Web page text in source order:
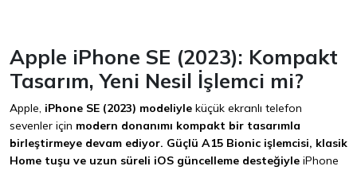
Apple iPhone SE (2023): Kompakt
Tasarım, Yeni Nesil İşlemci mi?
Apple, iPhone SE (2023) modeliyle küçük ekranlı telefon
sevenler için modern donanımı kompakt bir tasarımla
birleştirmeye devam ediyor. Güçlü A15 Bionic işlemcisi, klasik
Home tuşu ve uzun süreli iOS güncelleme desteğiyle iPhone